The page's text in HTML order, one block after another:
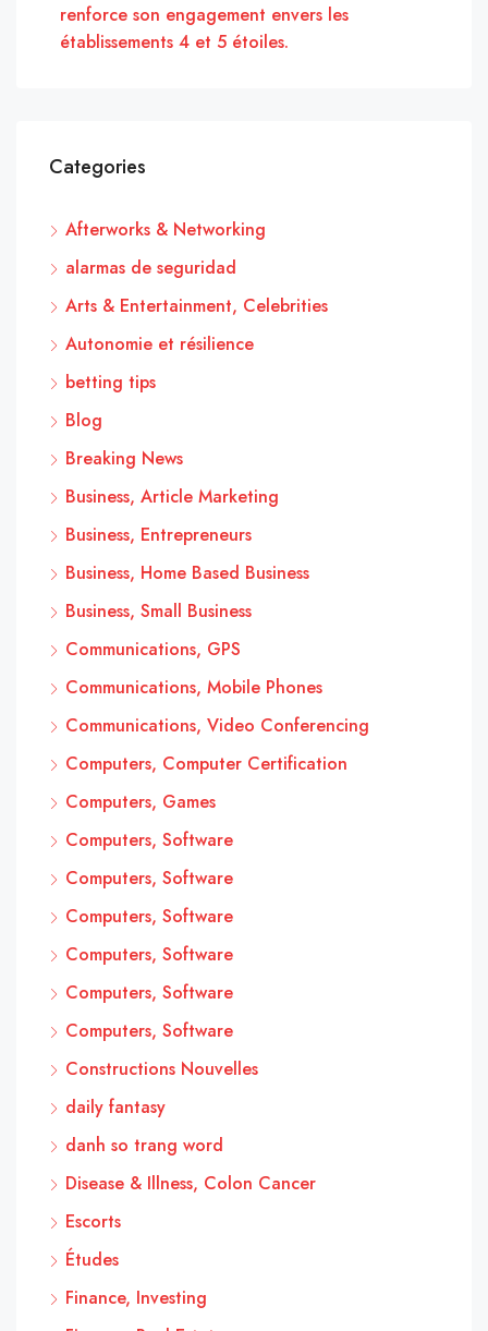
renforce son engagement envers les
établissements 4 et 5 étoiles.
Categories
Afterworks & Networking
alarmas de seguridad
Arts & Entertainment, Celebrities
Autonomie et résilience
betting tips
Blog
Breaking News
Business, Article Marketing
Business, Entrepreneurs
Business, Home Based Business
Business, Small Business
Communications, GPS
Communications, Mobile Phones
Communications, Video Conferencing
Computers, Computer Certification
Computers, Games
Computers, Software
Computers, Software
Computers, Software
Computers, Software
Computers, Software
Computers, Software
Constructions Nouvelles
daily fantasy
danh so trang word
Disease & Illness, Colon Cancer
Escorts
Études
Finance, Investing